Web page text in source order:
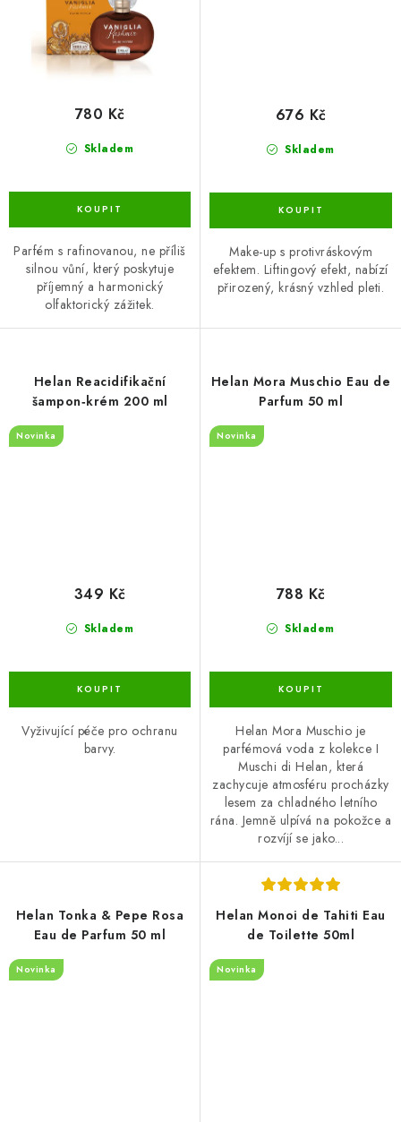
Skladem
780 Kč
Parfém s rafinovanou, ne příliš
silnou vůní, který poskytuje
příjemný a harmonický
olfaktorický zážitek.
Skladem
676 Kč
Make-up s protivráskovým
efektem. Liftingový efekt, nabízí
přirozený, krásný vzhled pleti.
Helan Reacidifikační
šampon‑krém 200 ml
Novinka
Skladem
349 Kč
Vyživující péče pro ochranu
barvy.
Helan Mora Muschio Eau de
Parfum 50 ml
Novinka
Skladem
788 Kč
Helan Mora Muschio je
parfémová voda z kolekce I
Muschi di Helan, která
zachycuje atmosféru procházky
lesem za chladného letního
rána. Jemně ulpívá na pokožce a
rozvíjí se jako...
Helan Tonka & Pepe Rosa
Eau de Parfum 50 ml
Novinka
Helan Monoi de Tahiti Eau
de Toilette 50ml
Novinka